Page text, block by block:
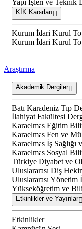
Yapı İşleri ve Teknik
KİK Kararları
Kurum İdari Kurul
Kurum İdari Kurul
Araştırma
Akademik Dergiler
Batı Karadeniz Tıp
İlahiyat Fakültesi
Karaelmas Eğitim
Karaelmas Fen ve
Karaelmas İş
Karaelmas Sosyal
Türkiye Diyabet ve
Uluslararası Diş
Uluslararası Yönetim
Yükseköğretim ve
Etkinlikler ve Yayınlar
Etkinlikler